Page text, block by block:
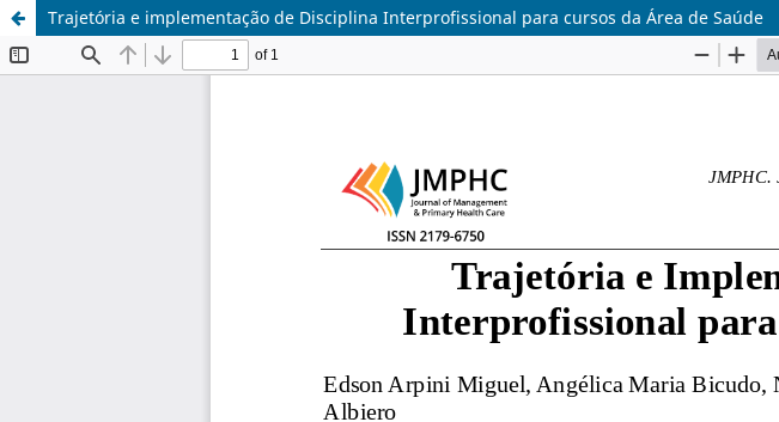
Trajetória e implementação de Disciplina Interprofissional para cursos da Área de Saúde